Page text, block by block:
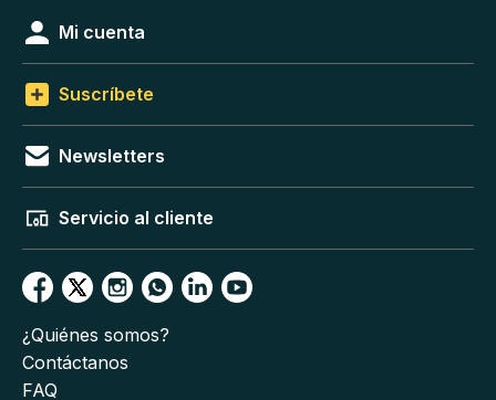
Mi cuenta
Suscríbete
Newsletters
Servicio al cliente
¿Quiénes somos?
Contáctanos
FAQ